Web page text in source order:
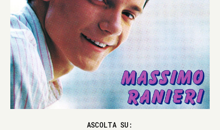
ASCOLTA SU: